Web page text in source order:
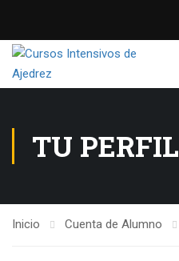
TU PERFIL
Inicio Cuenta de Alumno